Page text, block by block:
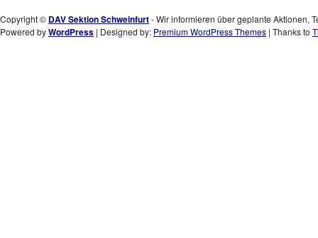
Copyright © DAV Sektion Schweinfurt- Wir informieren über geplante Aktionen,
Powered byWordPress | Designed by: Premium WordPress Themes | Thanks to